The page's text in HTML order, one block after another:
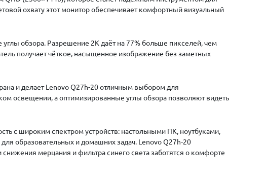
охвату этот монитор обеспечивает комфортный визуальный
обзора. Разрешение 2K даёт на 77% больше пикселей, чем
получает чёткое, насыщенное изображение без заметных
и делает Lenovo Q27h-20 отличным выбором для
освещении, а оптимизированные углы обзора позволяют видеть
с широким спектром устройств: настольными ПК, ноутбуками,
образовательных и домашних задач. Lenovo Q27h-20
мерцания и фильтра синего света заботятся о комфорте